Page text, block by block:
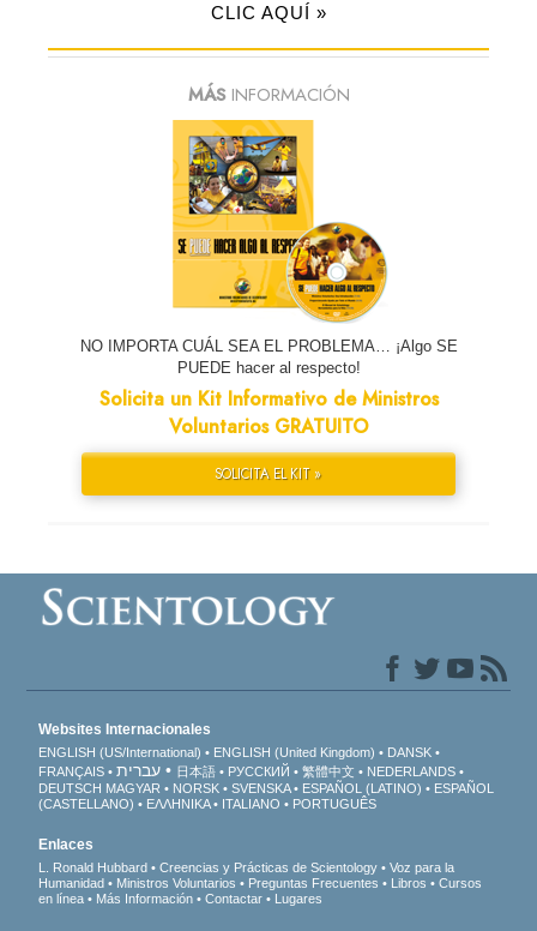
CLIC AQUÍ »
MÁSINFORMACIÓN
NO IMPORTA CUÁL SEA EL PROBLEMA… ¡Algo SE
PUEDE hacer al respecto!
Solicita un Kit Informativo de Ministros
Voluntarios GRATUITO
SOLICITA EL KIT »
Websites Internacionales
ENGLISH (US/International) ENGLISH (United Kingdom)
DANSK
FRANÇAIS
עברית 日本語 РУССКИЙ 繁體中文
NEDERLANDS
DEUTSCH MAGYAR NORSK SVENSKA ESPAÑOL (LATINO)
ESPAÑOL
(CASTELLANO)
ΕΛΛΗΝΙΚA ITALIANO PORTUGUÊS
Enlaces
L. Ronald Hubbard Creencias y Prácticas de Scientology
Voz para la
Humanidad
Ministros Voluntarios Preguntas Frecuentes Libros
Cursos
en línea
Más Información Contactar Lugares